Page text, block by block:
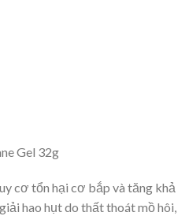
Gel 32g
cơ tổn hại cơ bắp và tăng khả
hao hụt do thất thoát mồ hôi,